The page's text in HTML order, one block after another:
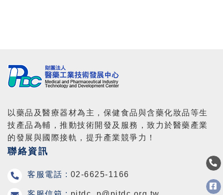
以藥品及醫療器材為主，保健食品與含藥化妝品等生
技產品為輔，推動技術開發及服務，致力於醫藥產業
的發展與國際接軌，提升產業競爭力！
聯絡資訊
客服電話 : 02-6625-1166